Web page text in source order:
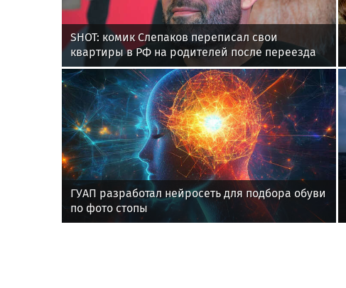
SHOT: комик Слепаков переписал свои
квартиры в РФ на родителей после переезда
ГУАП разработал нейросеть для подбора обуви
по фото стопы